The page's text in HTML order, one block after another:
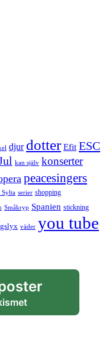
djur dotter Efit ESC
kan själv konserter
peacesingers
Sylta serier shopping
Småkryp Spanien stickning
väder you tube